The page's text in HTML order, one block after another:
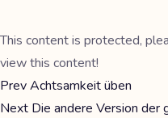
This content is protected,
view this content!
PrevAchtsamkeit üben
Next Die andere Version der